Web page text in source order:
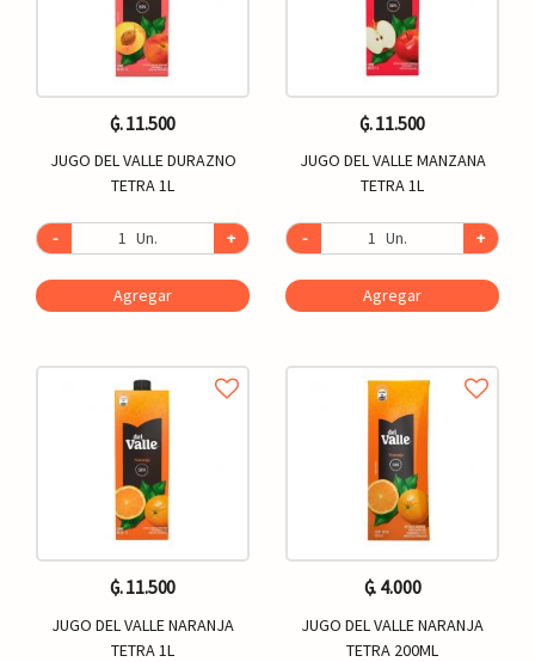
₲. 11.500
JUGO DEL VALLE DURAZNO
TETRA 1L
- Un. +
Agregar
₲. 11.500
JUGO DEL VALLE MANZANA
TETRA 1L
- Un. +
Agregar
₲. 11.500
JUGO DEL VALLE NARANJA
TETRA 1L
₲. 4.000
JUGO DEL VALLE NARANJA
TETRA 200ML